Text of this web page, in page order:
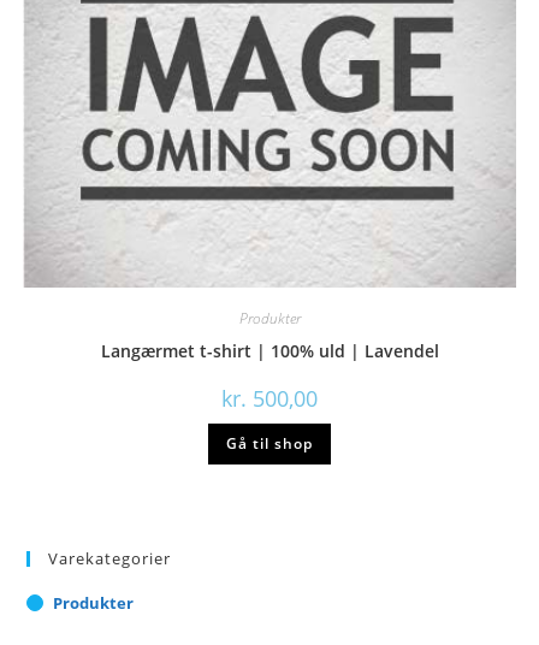
Produkter
Langærmet t-shirt | 100% uld | Lavendel
kr. 500,00
Gå til shop
Varekategorier
Produkter